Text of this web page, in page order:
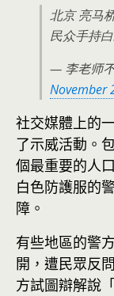
北京 亮马
民众手持
— 李老师
November
社交媒體上的
了示威活動。
個最重要的人
白色防護服的
障。
有些地區的警
開，遭民眾反
方試圖辯解說